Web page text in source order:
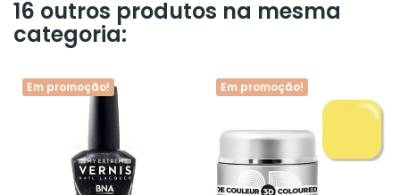
16 outros produtos na mesma
categoria:
Em promoção! Em promoção!